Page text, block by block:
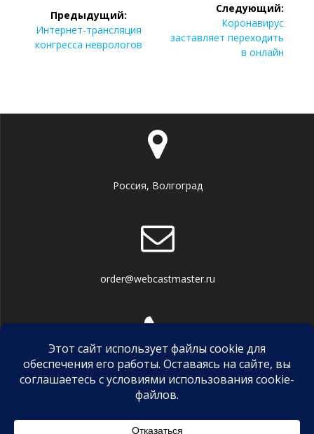
по
записям
Предыдущий:
Предыдущая
запись:
Интернет-трансляция
конгресса неврологов
Следующий:
Следующая
запись:
Коронавирус
заставляет переходить
в онлайн
Россия, Волгоград
order@webcastmaster.ru
Телефон, WhatsApp, Viber
+7 (927) 523 0383